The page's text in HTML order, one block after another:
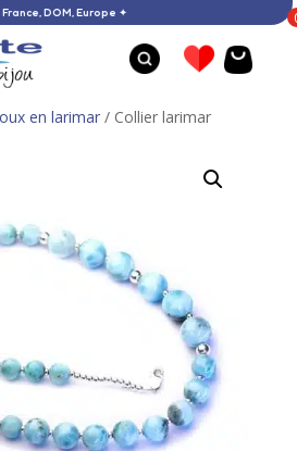
: France, DOM, Europe ✦
en larimar/ Collier larimar